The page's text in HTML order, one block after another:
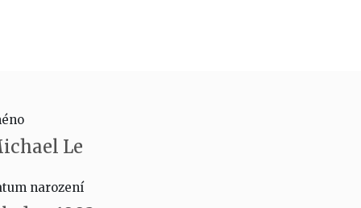
Le
narození